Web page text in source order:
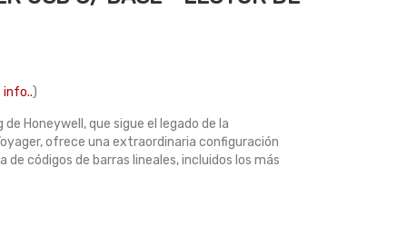
info..)
Honeywell, que sigue el legado de la
ofrece una extraordinaria configuración
códigos de barras lineales, incluidos los más